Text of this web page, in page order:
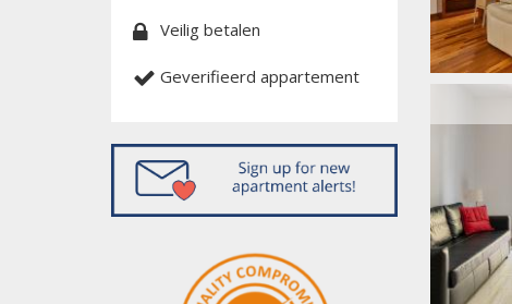
Veilig betalen
Geverifieerd appartement